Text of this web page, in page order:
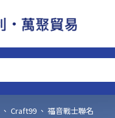
、Craft99 、福音戰士聯名